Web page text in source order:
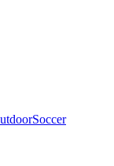
Soccer